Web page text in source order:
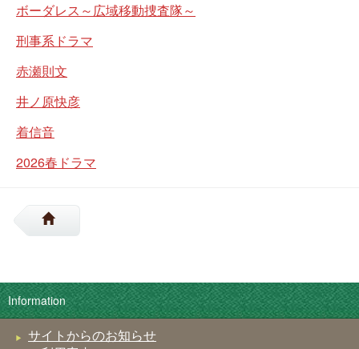
ボーダレス～広域移動捜査隊～
刑事系ドラマ
赤瀬則文
井ノ原快彦
着信音
2026春ドラマ
Information
サイトからのお知らせ